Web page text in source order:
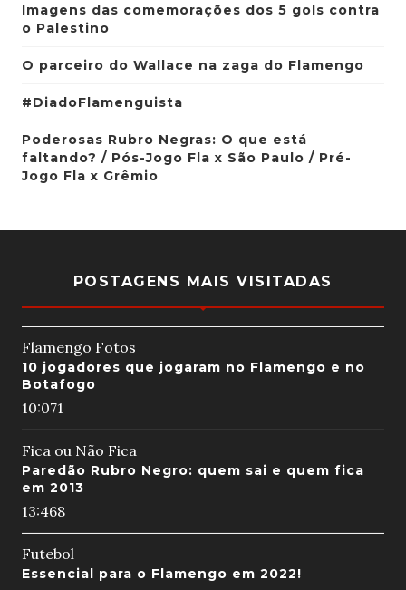
Imagens das comemorações dos 5 gols contra
o Palestino
O parceiro do Wallace na zaga do Flamengo
#DiadoFlamenguista
Poderosas Rubro Negras: O que está
faltando? / Pós-Jogo Fla x São Paulo / Pré-
Jogo Fla x Grêmio
POSTAGENS MAIS VISITADAS
Flamengo Fotos
10 jogadores que jogaram no Flamengo e no
Botafogo
10:071
Fica ou Não Fica
Paredão Rubro Negro: quem sai e quem fica
em 2013
13:468
Futebol
Essencial para o Flamengo em 2022!